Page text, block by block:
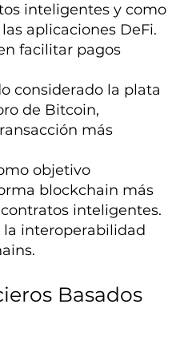
inteligentes y como
aplicaciones DeFi.
facilitar pagos
considerado la plata
de Bitcoin,
más
objetivo
blockchain más
inteligentes.
la interoperabilidad
Basados